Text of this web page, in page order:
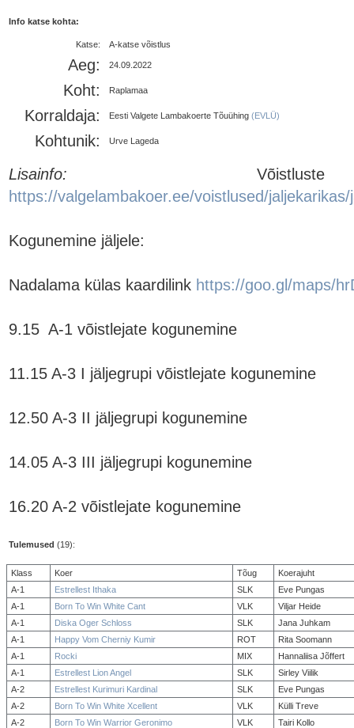
Info katse kohta:
Katse: A-katse võistlus
Aeg: 24.09.2022
Koht: Raplamaa
Korraldaja: Eesti Valgete Lambakoerte Tõuühing (EVLÜ)
Kohtunik: Urve Lageda
Lisainfo:
https://valgelambakoer.ee/voistlused/
Kogunemine jäljele:
Nadalama külas kaardilink https://goo.gl/maps/
9.15  A-1 võistlejate kogunemine
11.15 A-3 I jäljegrupi võistlejate kogunemine
12.50 A-3 II jäljegrupi kogunemine
14.05 A-3 III jäljegrupi kogunemine
16.20 A-2 võistlejate kogunemine
Tulemused (19):
Klass Koer Tõug
Koerajuht
A-1
Estrellest Ithaka SLK
Eve Pungas
A-1
Born To Win White Cant VLK
Viljar Heide
A-1
Diska Oger Schloss SLK
Jana Juhkam
A-1
Happy Vom Cherniy Kumir ROT
Rita Soomann
A-1
Rocki MIX
Hannaliisa Jõffert
A-1
Estrellest Lion Angel SLK
Sirley Viilik
A-2
Estrellest Kurimuri Kardinal SLK
Eve Pungas
A-2
Born To Win White Xcellent VLK
Külli Treve
A-2
Born To Win Warrior Geronimo VLK
Tairi Kollo